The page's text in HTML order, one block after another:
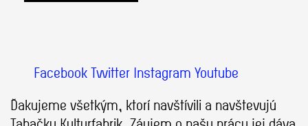
Facebook Twitter Instagram Youtube
Ďakujeme všetkým, ktorí navštívili a navštevujú